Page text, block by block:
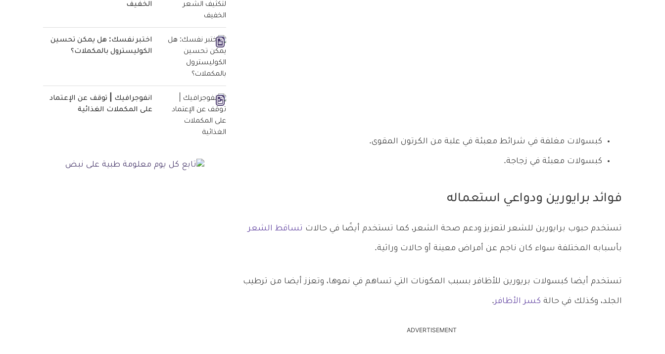
كبسولات مغلفة في شرائط معبئة في علبة من الكرتون المقوى.
كبسولات معبئة في زجاجة.
فوائد برايورين ودواعي استعماله
تستخدم حبوب برايورين للشعر لتعزيز ودعم صحة الشعر، كما تستخدم أيضًا في حالات تساقط الشعر
بأسبابه المختلفة سواء كان ناجم عن أمراض معينة أو حالات وراثية.
تستخدم أيضا كبسولات بريورين للأظافر بسبب المكونات التي تساهم في نموها، وتعزز أيضا من ترطيب
الجلد، وكذلك في حالة كسر الأظافر.
ADVERTISEMENT
الخفيف
اختبر نفسك: هل يمكن تحسين
الكوليسترول بالمكملات؟
انفوجرافيك | توقف عن الإعتماد
على المكملات الغذائية